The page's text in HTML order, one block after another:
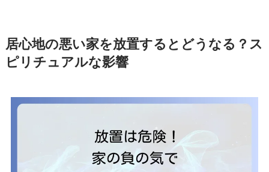
居心地の悪い家を放置するとどうなる？ス
ピリチュアルな影響